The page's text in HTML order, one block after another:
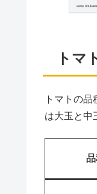
トマ
トマトの
は大玉と中